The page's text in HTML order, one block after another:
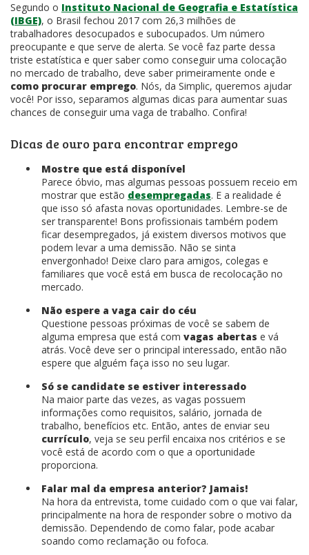
Segundo o Instituto Nacional de Geografia e Estatística
(IBGE), o Brasil fechou 2017 com 26,3 milhões de
trabalhadores desocupados e subocupados. Um número
preocupante e que serve de alerta. Se você faz parte dessa
triste estatística e quer saber como conseguir uma colocação
no mercado de trabalho, deve saber primeiramente onde e
como procurar emprego. Nós, da Simplic, queremos ajudar
você! Por isso, separamos algumas dicas para aumentar suas
chances de conseguir uma vaga de trabalho. Confira!
Dicas de ouro para encontrar emprego
Mostre que está disponível
Parece óbvio, mas algumas pessoas possuem receio em
mostrar que estão desempregadas. E a realidade é
que isso só afasta novas oportunidades. Lembre-se de
ser transparente! Bons profissionais também podem
ficar desempregados, já existem diversos motivos que
podem levar a uma demissão. Não se sinta
envergonhado! Deixe claro para amigos, colegas e
familiares que você está em busca de recolocação no
mercado.
Não espere a vaga cair do céu
Questione pessoas próximas de você se sabem de
alguma empresa que está com vagas abertas e vá
atrás. Você deve ser o principal interessado, então não
espere que alguém faça isso no seu lugar.
Só se candidate se estiver interessado
Na maior parte das vezes, as vagas possuem
informações como requisitos, salário, jornada de
trabalho, benefícios etc. Então, antes de enviar seu
currículo, veja se seu perfil encaixa nos critérios e se
você está de acordo com o que a oportunidade
proporciona.
Falar mal da empresa anterior? Jamais!
Na hora da entrevista, tome cuidado com o que vai falar,
principalmente na hora de responder sobre o motivo da
demissão. Dependendo de como falar, pode acabar
soando como reclamação ou fofoca.